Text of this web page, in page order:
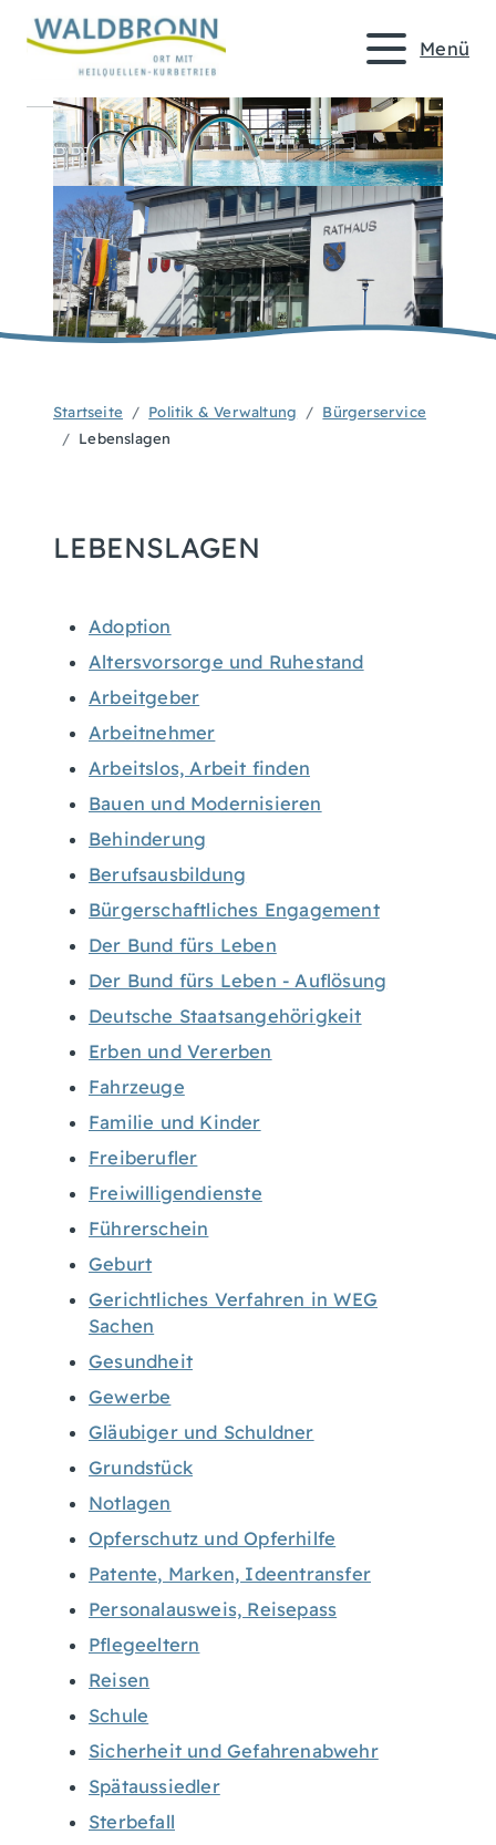
Menü
Startseite Politik & Verwaltung
Bürgerservice
Lebenslagen
LEBENSLAGEN
Adoption
Altersvorsorge und Ruhestand
Arbeitgeber
Arbeitnehmer
Arbeitslos, Arbeit finden
Bauen und Modernisieren
Behinderung
Berufsausbildung
Bürgerschaftliches Engagement
Der Bund fürs Leben
Der Bund fürs Leben - Auflösung
Deutsche Staatsangehörigkeit
Erben und Vererben
Fahrzeuge
Familie und Kinder
Freiberufler
Freiwilligendienste
Führerschein
Geburt
Gerichtliches Verfahren in WEG
Sachen
Gesundheit
Gewerbe
Gläubiger und Schuldner
Grundstück
Notlagen
Opferschutz und Opferhilfe
Patente, Marken, Ideentransfer
Personalausweis, Reisepass
Pflegeeltern
Reisen
Schule
Sicherheit und Gefahrenabwehr
Spätaussiedler
Sterbefall